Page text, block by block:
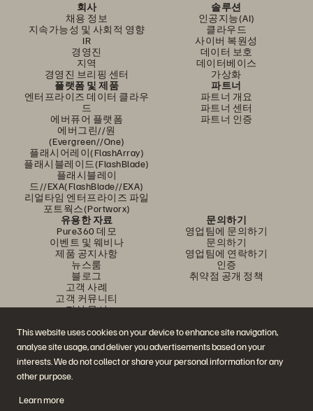
This website uses cookies on your device to enhance site navigation,
analyse site usage, and deliver you advertisements based on your
interests. We do not collect or share your personal information for any
other purpose.
Learn more
회사
채용 정보
지속가능성 및 사회적 영향
IR
경영진
지역
경영진 브리핑 센터
솔루션
인공지능(AI)
클라우드
사이버 복원성
데이터 보호
데이터베이스
가상화
플랫폼 및 제품
엔터프라이즈 데이터 클라우
드
에버퓨어 플랫폼
에버그린//원
(Evergreen//One)
플래시어레이(FlashArray)
플래시블레이드(FlashBlade)
플래시블레이
드//EXA(FlashBlade//EXA)
리얼타임 엔터프라이즈 파일
포트웍스(Portworx)
파트너
파트너 개요
파트너 센터
파트너 인증
유용한 자료
Pure360 데모
이벤트 및 웨비나
제품 공지사항
뉴스룸
블로그
고객 사례
고객 커뮤니티
지식 문서
문의하기
영업팀에 문의하기
문의하기
영업팀에 연락하기
인증
취약점 공개 정책
문의하기
에버퓨어(Everpure) 공식 소셜미디어 팔로우하기